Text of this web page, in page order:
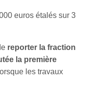
euros étalés sur 3
reporter la fraction
la première
lorsque les travaux